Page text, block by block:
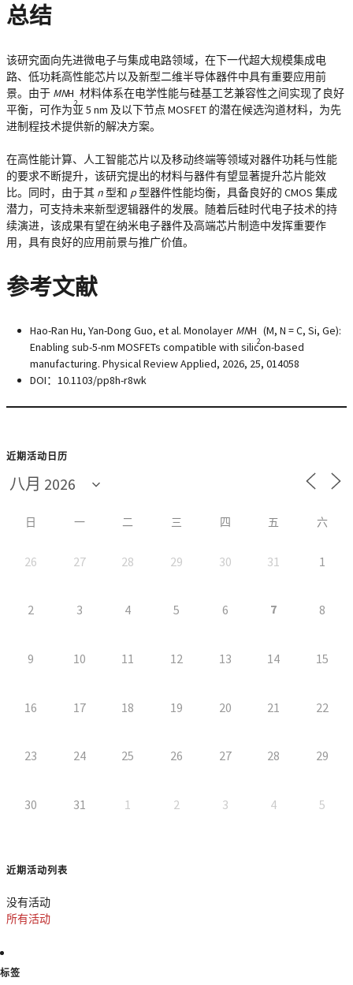
总结
该研究面向先进微电子与集成电路领域，在下一代超大规模集成电
路、低功耗高性能芯片以及新型二维半导体器件中具有重要应用前
景。由于 MNH
2
材料体系在电学性能与硅基工艺兼容性之间实现了良好
平衡，可作为亚 5 nm 及以下节点 MOSFET 的潜在候选沟道材料，为先
进制程技术提供新的解决方案。
在高性能计算、人工智能芯片以及移动终端等领域对器件功耗与性能
的要求不断提升，该研究提出的材料与器件有望显著提升芯片能效
比。同时，由于其 n 型和 p 型器件性能均衡，具备良好的 CMOS 集成
潜力，可支持未来新型逻辑器件的发展。随着后硅时代电子技术的持
续演进，该成果有望在纳米电子器件及高端芯片制造中发挥重要作
用，具有良好的应用前景与推广价值。
参考文献
Hao-Ran Hu, Yan-Dong Guo, et al. Monolayer MNH
2
(M, N = C, Si, Ge):
Enabling sub-5-nm MOSFETs compatible with silicon-based
manufacturing. Physical Review Applied, 2026, 25, 014058
DOI：10.1103/pp8h-r8wk
近期活动日历
日 一 二 三 四 五 六
26 27 28 29 30 31 1
2 3 4 5 6 7 8
9 10 11 12 13 14 15
16 17 18 19 20 21 22
23 24 25 26 27 28 29
30 31 1 2 3 4 5
近期活动列表
没有活动
所有活动
标签